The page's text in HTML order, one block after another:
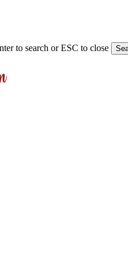
to search or ESC to close